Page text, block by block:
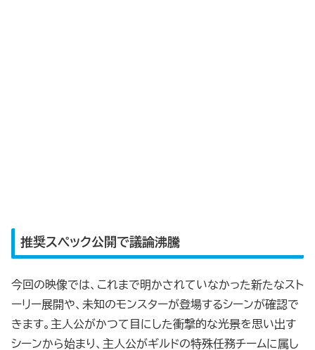
推奨スペック公開で議論沸騰
今回の映像では、これまで明かされていなかった新たなスト
ーリー展開や、未知のモンスターが登場するシーンが確認で
きます。主人公がかつて目にした衝撃的な光景を思い出す
シーンから始まり、主人公がギルドの特殊任務チームに属し